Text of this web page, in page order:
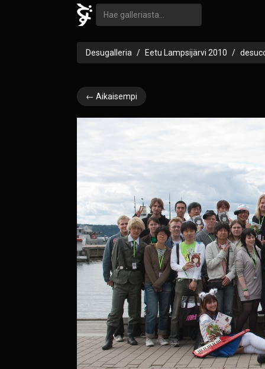
Desugalleria Eetu Lampsijärvi 2010
← Aikaisempi